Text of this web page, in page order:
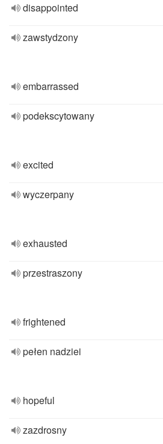
disappointed
zawstydzony
embarrassed
podekscytowany
excited
wyczerpany
exhausted
przestraszony
frightened
pełen nadziei
hopeful
zazdrosny